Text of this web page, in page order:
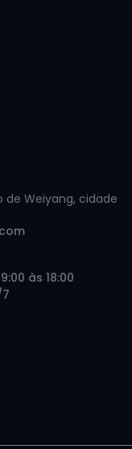
de Weiyang, cidade
às 18:00